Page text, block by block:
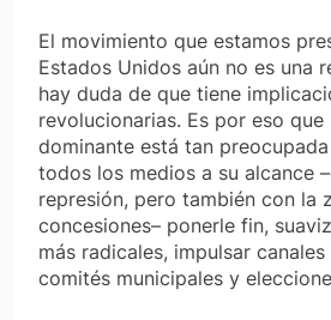
El movimiento que estamos
Estados Unidos aún no es una
hay duda de que tiene
revolucionarias. Es por eso que
dominante está tan
todos los medios a su alcance
represión, pero también con la
concesiones– ponerle fin,
más radicales, impulsar
comités municipales y